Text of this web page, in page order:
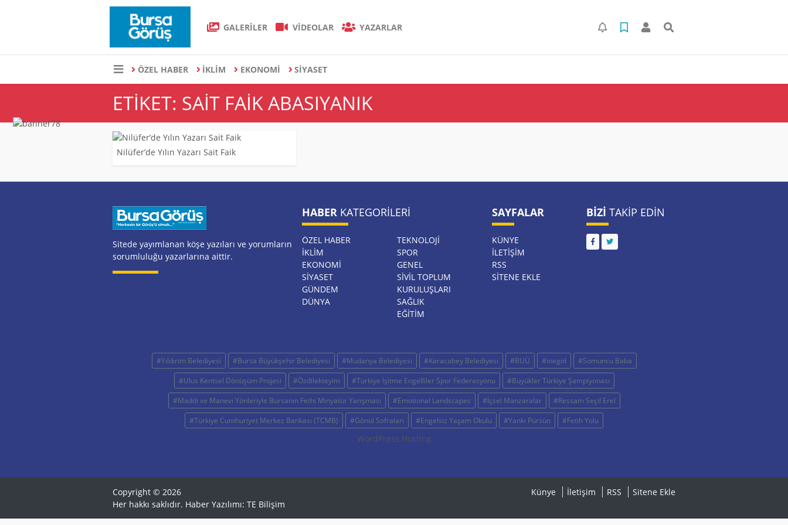
GALERİLER VİDEOLAR YAZARLAR
ÖZEL HABER İKLİM EKONOMİ SİYASET
ETIKET: SAIT FAIK ABASIYANIK
Nilüfer’de Yılın Yazarı Sait Faik
Sitede yayımlanan köşe yazıları ve yorumların
sorumluluğu yazarlarına aittir.
HABER KATEGORILERI
ÖZEL HABER
İKLİM
EKONOMİ
SİYASET
GÜNDEM
DÜNYA
TEKNOLOJİ
SPOR
GENEL
SİVİL TOPLUM
KURULUŞLARI
SAĞLIK
EĞİTİM
SAYFALAR
KÜNYE
İLETIŞIM
RSS
SITENE EKLE
BIZI TAKIP EDIN
#Yıldırım Belediyesi #Bursa Büyükşehir Belediyesi #Mudanya Belediyesi #Karacabey Belediyesi #BUÜ #inegöl
#Somuncu Baba
#Ulus Kentsel Dönüşüm Projesi
#Özdilekteyim #Türkiye İşitme Engelliler Spor Federasyonu
#Büyükler Türkiye Şampiyonası
#Maddi ve Manevi Yönleriyle Bursanın Fethi Minyatür Yarışması
#Emotional Landscapes #İçsel Manzaralar
#Ressam Seçil Erel
#Türkiye Cumhuriyet Merkez Bankası (TCMB)
#Gönül Sofraları #Engelsiz Yaşam Okulu #Yankı Pürsün #Fetih Yolu
WordPress Hosting
Copyright © 2026
Her hakkı saklıdır. Haber Yazılımı: TE Bilişim
Künye İletişim RSS Sitene Ekle